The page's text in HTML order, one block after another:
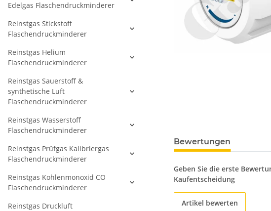
Bewertungen
Geben Sie die erste
Kaufentscheidung
Artikel bewerten
Edelgas Flaschendruckminderer
Reinstgas Stickstoff
Flaschendruckminderer
Reinstgas Helium
Flaschendruckminderer
Reinstgas Sauerstoff &
synthetische Luft
Flaschendruckminderer
Reinstgas Wasserstoff
Flaschendruckminderer
Reinstgas Prüfgas Kalibriergas
Flaschendruckminderer
Reinstgas Kohlenmonoxid CO
Flaschendruckminderer
Reinstgas Druckluft